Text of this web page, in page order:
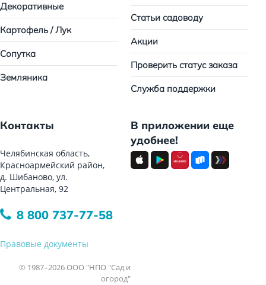
Декоративные
Картофель / Лук
Сопутка
Земляника
Статьи садоводу
Акции
Проверить статус заказа
Служба поддержки
Контакты
Челябинская область,
Красноармейский район,
д. Шибаново, ул.
Центральная, 92
8 800 737-77-58
Правовые документы
© 1987–2026 ООО "НПО "Сад и
огород"
В приложении еще
удобнее!